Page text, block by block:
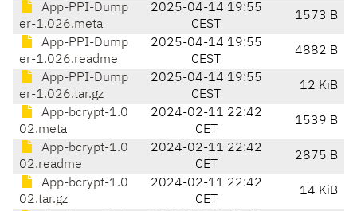
App-PPI-Dump
er-1.026.meta
2025-04-14 19:55
CEST
1573 B
App-PPI-Dump
er-1.026.readme
2025-04-14 19:55
CEST
4882 B
App-PPI-Dump
er-1.026.tar.gz
2025-04-14 19:55
CEST
12 KiB
App-bcrypt-1.0
02.meta
2024-02-11 22:42
CET
1539 B
App-bcrypt-1.0
02.readme
2024-02-11 22:42
CET
2875 B
App-bcrypt-1.0
02.tar.gz
2024-02-11 22:42
CET
14 KiB